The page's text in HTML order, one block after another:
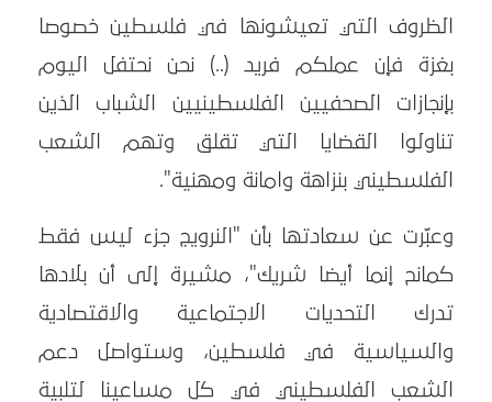
الظروف التي تعيشونها في فلسطين خصوصا
بغزة فإن عملكم فريد (..) نحن نحتفل اليوم
بإنجازات الصحفيين الفلسطينيين الشباب الذين
تناولوا القضايا التي تقلق وتهم الشعب
الفلسطيني بنزاهة وامانة ومهنية".
وعبّرت عن سعادتها بأن "النرويج جزء ليس فقط
كمانح إنما أيضا شريك"، مشيرة إلى أن بلادها
تدرك التحديات الاجتماعية والاقتصادية
والسياسية في فلسطين، وستواصل دعم
الشعب الفلسطيني في كل مساعينا لتلبية